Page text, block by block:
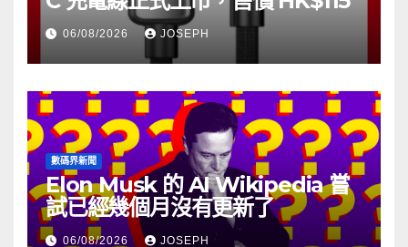
06/08/2026 JOSEPH
數碼界新聞
Elon Musk 的 AI Wikipedia 嘗
試已經幾個月沒有更新了
06/08/2026 JOSEPH